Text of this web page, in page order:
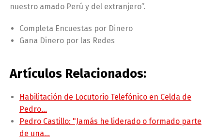
nuestro amado Perú y del extranjero”.
Completa Encuestas por Dinero
Gana Dinero por las Redes
Artículos Relacionados:
Habilitación de Locutorio Telefónico en Celda de
Pedro…
Pedro Castillo: "Jamás he liderado o formado parte
de una…